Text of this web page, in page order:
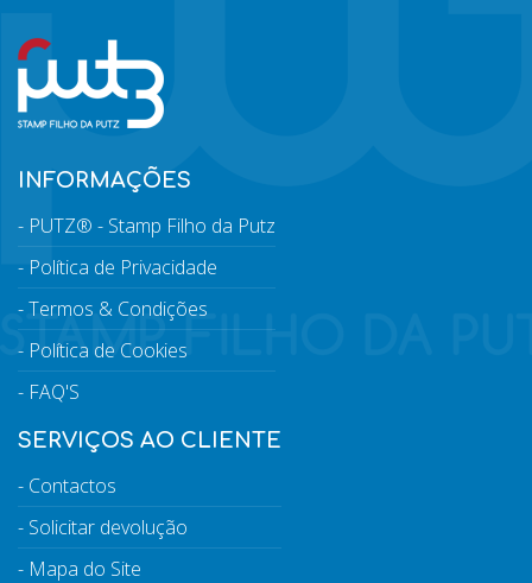
INFORMAÇÕES
PUTZ® - Stamp Filho da Putz
Política de Privacidade
Termos & Condições
Política de Cookies
FAQ'S
SERVIÇOS AO CLIENTE
Contactos
Solicitar devolução
Mapa do Site